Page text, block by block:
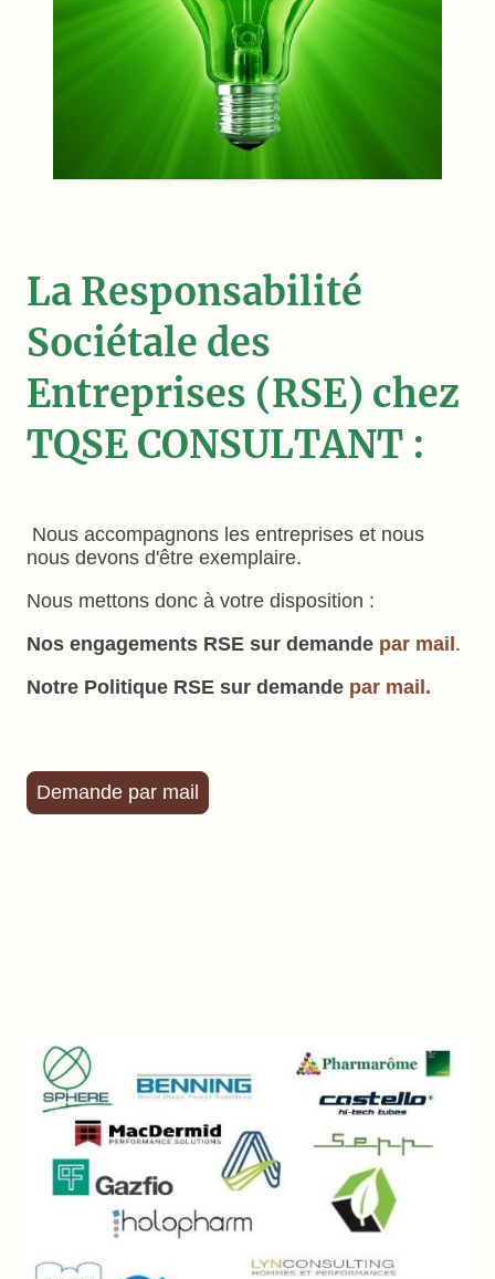
La Responsabilité
Sociétale des
Entreprises (RSE) chez
TQSE CONSULTANT :
Nous accompagnons les entreprises et nous
nous devons d'être exemplaire.
Nous mettons donc à votre disposition :
Nos engagements RSE sur demande par mail.
Notre Politique RSE sur demande par mail.
Demande par mail